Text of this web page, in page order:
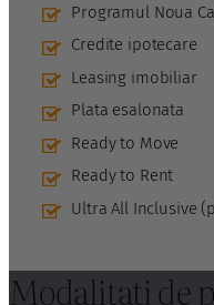
Programul Noua
Credite ipotecare
Leasing imobiliar
Plata esalonata
Ready to Move
Ready to Rent
Ultra All Inclusive
Modalitati de